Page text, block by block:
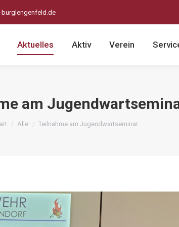
Aktuelles Aktiv Verein
am
befinden sich hier:
Alle Teilnahme am Jugendwartseminar